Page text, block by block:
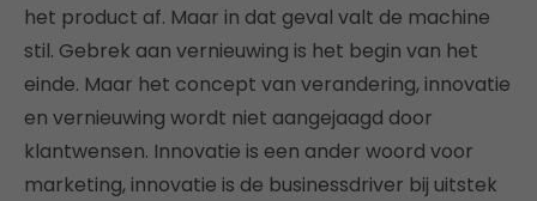
het product af. Maar in dat geval valt de machine
stil. Gebrek aan vernieuwing is het begin van het
einde. Maar het concept van verandering, innovatie
en vernieuwing wordt niet aangejaagd door
klantwensen. Innovatie is een ander woord voor
marketing, innovatie is de businessdriver bij uitstek